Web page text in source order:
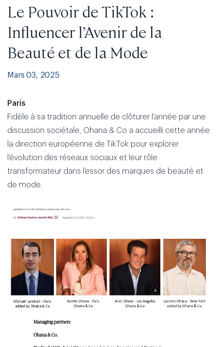
Le Pouvoir de TikTok :
Influencer l’Avenir de la
Beauté et de la Mode
Mars 03, 2025
Paris
Fidèle à sa tradition annuelle de clôturer l’année par une
discussion sociétale, Ohana & Co a accueilli cette année
la direction européenne de TikTok pour explorer
l’évolution des réseaux sociaux et leur rôle
transformateur dans l’essor des marques de beauté et
de mode.